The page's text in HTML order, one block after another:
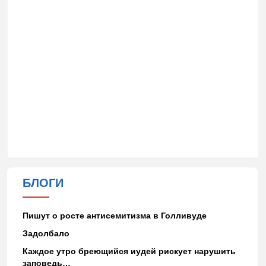
БЛОГИ
Пишут о росте антисемитизма в Голливуде
Задолбало
Каждое утро бреющийся иудей рискует нарушить
заповедь…